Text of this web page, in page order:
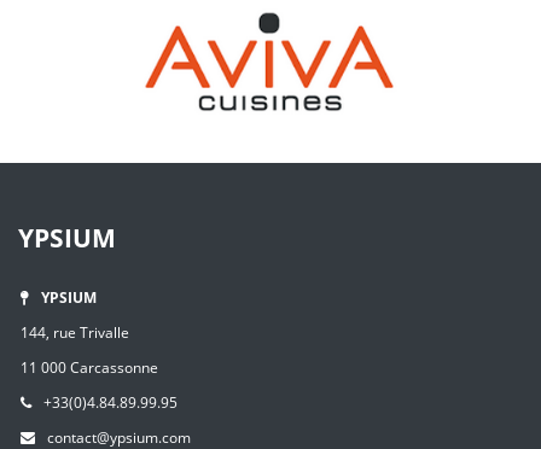
YPSIUM
YPSIUM
144, rue Trivalle
11 000 Carcassonne
+33(0)4.84.89.99.95
contact@ypsium.com